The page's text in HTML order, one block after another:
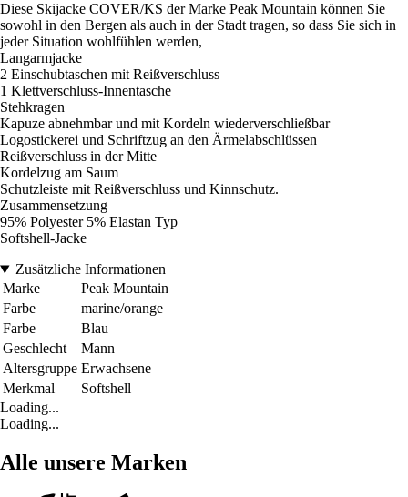
Diese Skijacke COVER/KS der Marke Peak Mountain können Sie
sowohl in den Bergen als auch in der Stadt tragen, so dass Sie sich in
jeder Situation wohlfühlen werden,
Langarmjacke
2 Einschubtaschen mit Reißverschluss
1 Klettverschluss-Innentasche
Stehkragen
Kapuze abnehmbar und mit Kordeln wiederverschließbar
Logostickerei und Schriftzug an den Ärmelabschlüssen
Reißverschluss in der Mitte
Kordelzug am Saum
Schutzleiste mit Reißverschluss und Kinnschutz.
Zusammensetzung
95% Polyester 5% Elastan Typ
Softshell-Jacke
Zusätzliche Informationen
Marke
Peak Mountain
Farbe
marine/orange
Farbe
Blau
Geschlecht
Mann
Altersgruppe Erwachsene
Merkmal
Softshell
Loading...
Loading...
Alle unsere Marken